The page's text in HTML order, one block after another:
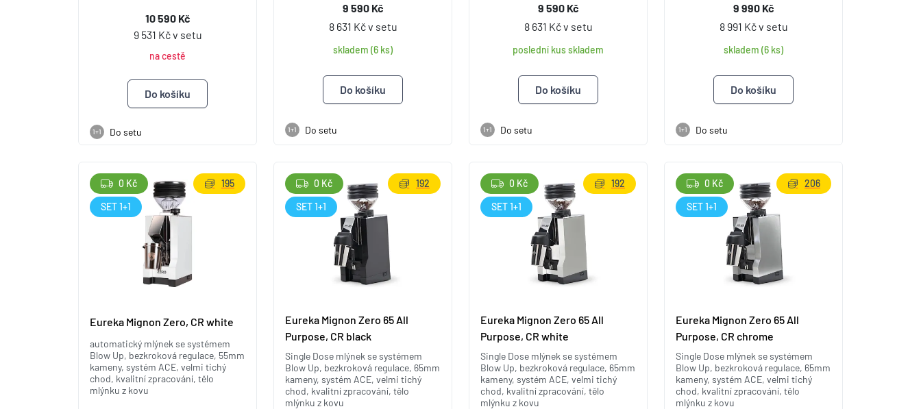
10 590 Kč
9 531 Kč v setu
na cestě
1+1 Do setu
9 590 Kč
8 631 Kč v setu
skladem (6 ks)
1+1 Do setu
9 590 Kč
8 631 Kč v setu
poslední kus skladem
1+1 Do setu
9 990 Kč
8 991 Kč v setu
skladem (6 ks)
1+1 Do setu
Eureka Mignon Zero, CR white
automatický mlýnek se systémem
Blow Up, bezkroková regulace, 55mm
kameny, systém ACE, velmi tichý
chod, kvalitní zpracování, tělo
mlýnku z kovu
0 Kč
SET 1+1
195
Eureka Mignon Zero 65 All
Purpose, CR black
Single Dose mlýnek se systémem
Blow Up, bezkroková regulace, 65mm
kameny, systém ACE, velmi tichý
chod, kvalitní zpracování, tělo
mlýnku z kovu
0 Kč
SET 1+1
192
Eureka Mignon Zero 65 All
Purpose, CR white
Single Dose mlýnek se systémem
Blow Up, bezkroková regulace, 65mm
kameny, systém ACE, velmi tichý
chod, kvalitní zpracování, tělo
mlýnku z kovu
0 Kč
SET 1+1
192
Eureka Mignon Zero 65 All
Purpose, CR chrome
Single Dose mlýnek se systémem
Blow Up, bezkroková regulace, 65mm
kameny, systém ACE, velmi tichý
chod, kvalitní zpracování, tělo
mlýnku z kovu
0 Kč
SET 1+1
206